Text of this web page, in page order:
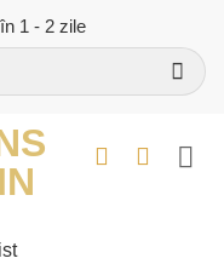
1 - 2 zile